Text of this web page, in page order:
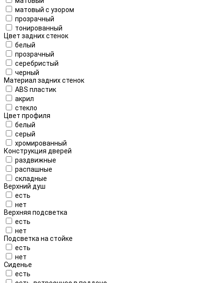
матовый с узором
прозрачный
тонированный
Цвет задних стенок
белый
прозрачный
серебристый
черный
Материал задних стенок
ABS пластик
акрил
стекло
Цвет профиля
белый
серый
хромированный
Конструкция дверей
раздвижные
распашные
складные
Верхний душ
есть
нет
Верхняя подсветка
есть
нет
Подсветка на стойке
есть
нет
Сиденье
есть